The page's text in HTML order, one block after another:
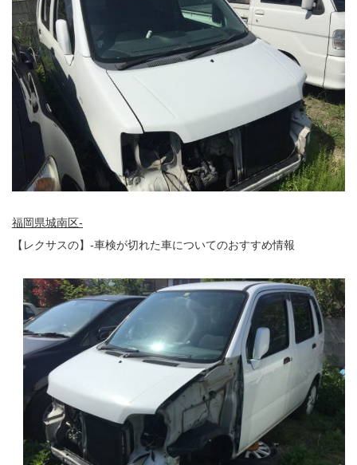
福岡県城南区-
【レクサスの】-車検が切れた車についてのおすすめ情報